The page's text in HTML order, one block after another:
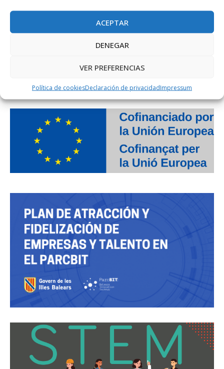
ACEPTAR
DENEGAR
VER PREFERENCIAS
Política de cookiesDeclaración de privacidadImpressum
PROJECTE COFINANÇAT PEL FONS SOCIAL EUROPEU